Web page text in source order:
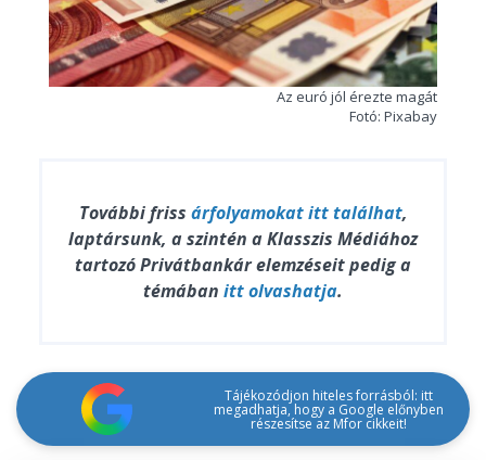
Az euró jól érezte magát
Fotó: Pixabay
További friss árfolyamokat itt találhat,
laptársunk, a szintén a Klasszis Médiához
tartozó Privátbankár elemzéseit pedig a
témában itt olvashatja.
Tájékozódjon hiteles forrásból: itt
megadhatja, hogy a Google előnyben
részesítse az Mfor cikkeit!